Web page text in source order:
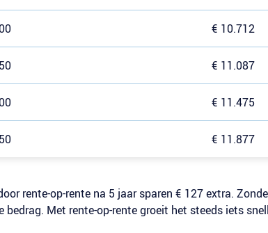
€ 10.712
€ 11.087
€ 11.475
€ 11.877
rente-op-rente na 5 jaar sparen € 127 extra.
Met rente-op-rente groeit het steeds iets